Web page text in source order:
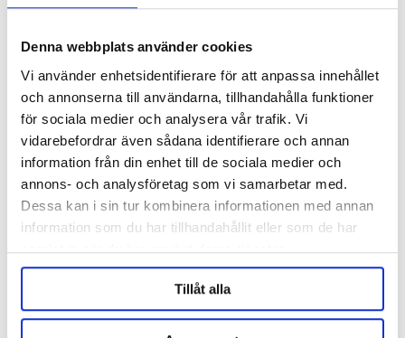
Denna webbplats använder cookies
Vi använder enhetsidentifierare för att anpassa innehållet
och annonserna till användarna, tillhandahålla funktioner
för sociala medier och analysera vår trafik. Vi
vidarebefordrar även sådana identifierare och annan
information från din enhet till de sociala medier och
annons- och analysföretag som vi samarbetar med.
Dessa kan i sin tur kombinera informationen med annan
information som du har tillhandahållit eller som de har
samlat in när du har använt deras tjänster.
Tillåt alla
Rotation racking arm 1.5" TC
Product out of stock!
Thermowell 153 mm 1/2" NPT
Female 1.5" TC
156 nkr